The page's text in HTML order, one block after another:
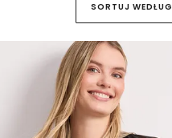
SORTUJ WEDŁUG